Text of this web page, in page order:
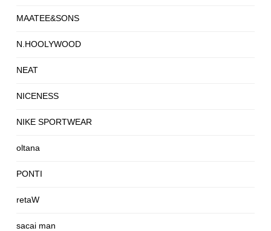
MAATEE&SONS
N.HOOLYWOOD
NEAT
NICENESS
NIKE SPORTWEAR
oltana
PONTI
retaW
sacai man